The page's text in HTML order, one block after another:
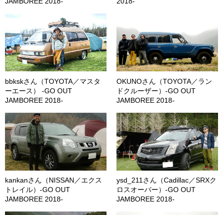
bbkskさん（TOYOTA／マスタ
ーエース） -GO OUT
JAMBOREE 2018-
OKUNOさん（TOYOTA／ラン
ドクルーザー）-GO OUT
JAMBOREE 2018-
kankanさん（NISSAN／エクス
トレイル）-GO OUT
JAMBOREE 2018-
ysd_211さん（Cadillac／SRXク
ロスオーバー）-GO OUT
JAMBOREE 2018-